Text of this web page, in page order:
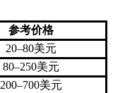
参考价格
20–80美元
80–250美元
200–700美元